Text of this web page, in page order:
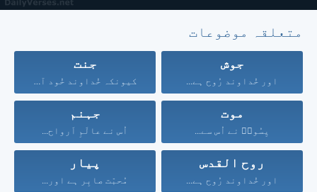
متعلقہ موضوعات
جوش
اور خُداوند رُوح ہے...
جنت
کیونکہ خُداوند خُود آسمان...
موت
یِسُوعؔ نے اُس سے...
جہنم
اُس نے عالَمِ اَرواح...
روح القدس
اور خُداوند رُوح ہے...
پیار
مُحبّت صابِر ہے اور...